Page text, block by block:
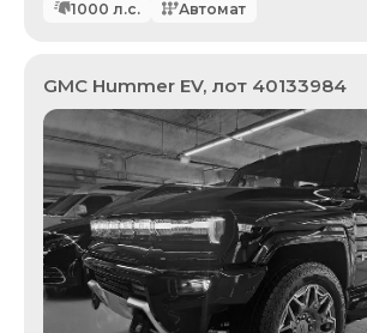
1000 л.с. Автомат
GMC Hummer EV, лот 40133984